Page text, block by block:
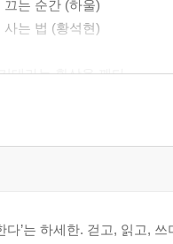
는 순간 (하울)
사는 법 (황석현)
대라는 환상을 깨다
는 말 (방수현)
고 싶다는 마음 (쓰꾸미)
떠났다 (오인숙)
아들이자 (최선아)
다’는 하세한. 걷고, 읽고,